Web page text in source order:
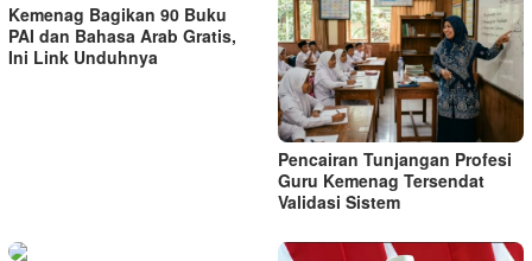
Kemenag Bagikan 90 Buku
PAI dan Bahasa Arab Gratis,
Ini Link Unduhnya
Pencairan Tunjangan Profesi
Guru Kemenag Tersendat
Validasi Sistem